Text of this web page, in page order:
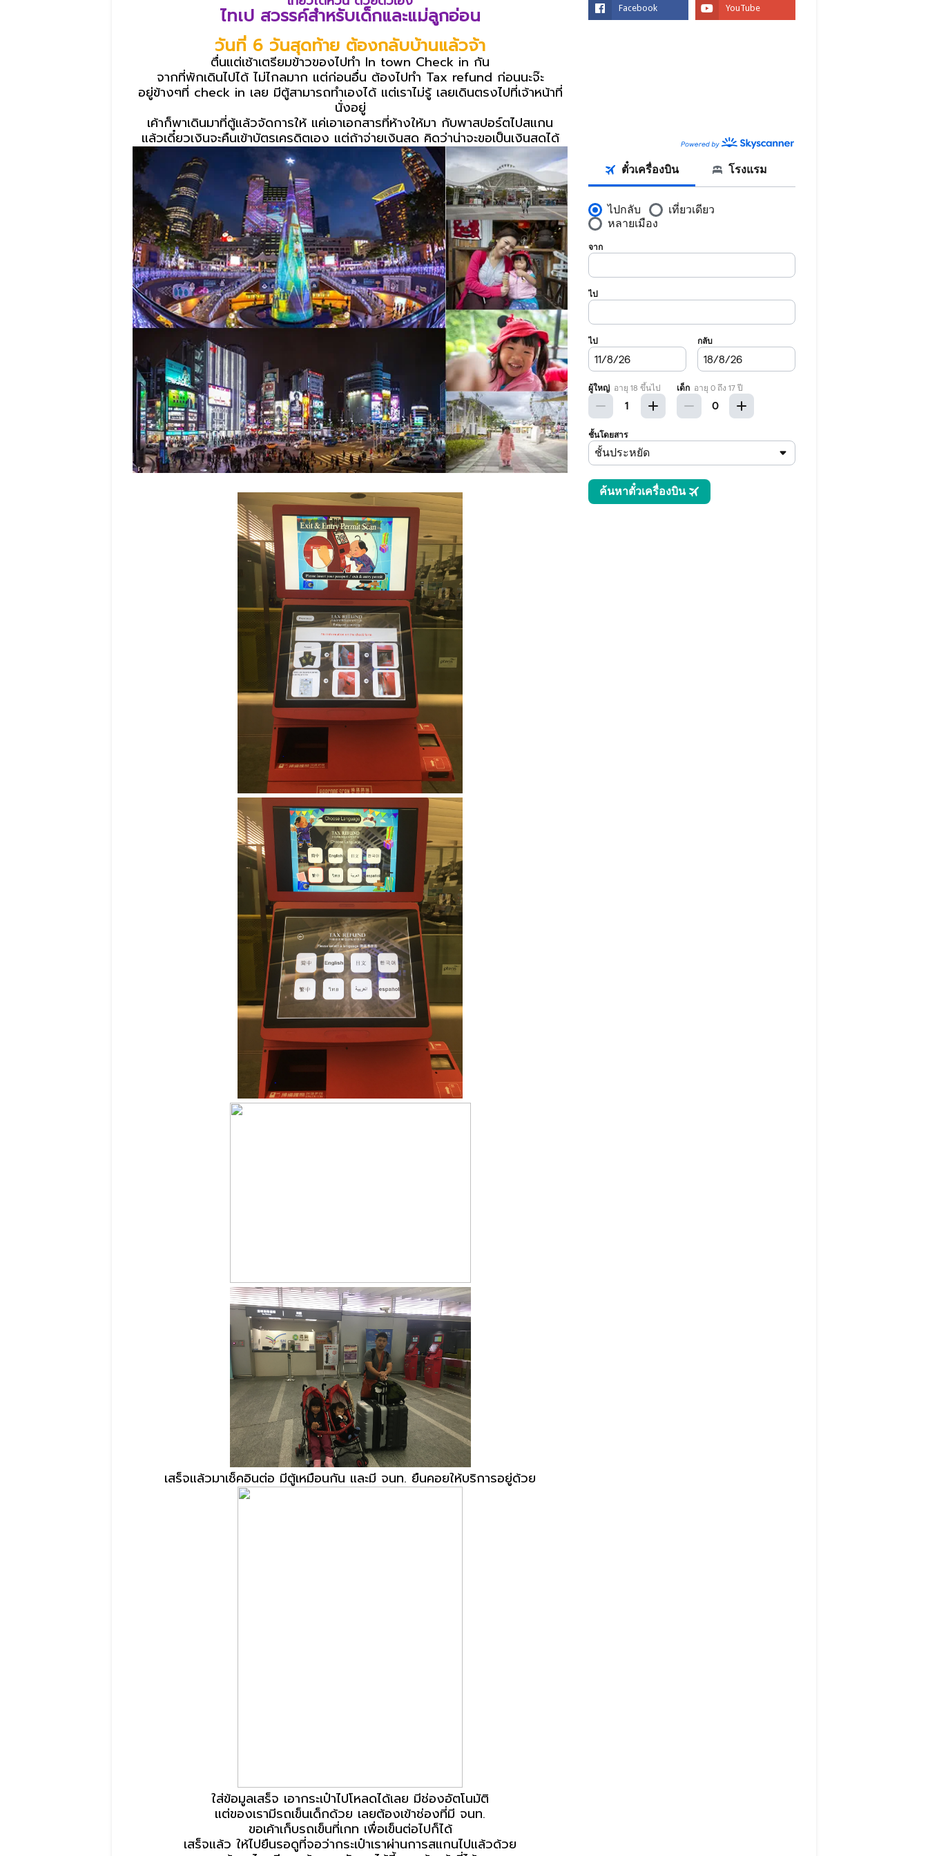
ไทเป สวรรค์สำหรับเด็กและแม่ลูกอ่อน
วันที่ 6 วันสุดท้าย ต้องกลับบ้านแล้วจ้า
ตื่นแต่เช้าเตรียมข้าวของไปทำ In town Check in กัน
จากที่พักเดินไปได้ ไม่ไกลมาก แต่ก่อนอื่น ต้องไปทำ Tax refund ก่อนนะจ๊ะ
อยู่ข้างๆที่ check in เลย มีตู้สามารถทำเองได้ แต่เราไม่รู้ เลยเดินตรงไปที่เจ้าหน้าที่
นั่งอยู่
เค้าก็พาเดินมาที่ตู้แล้วจัดการให้ แค่เอาเอกสารที่ห้างให้มา กับพาสปอร์ตไปสแกน
แล้วเดี๋ยวเงินจะคืนเข้าบัตรเครดิตเอง แต่ถ้าจ่ายเงินสด คิดว่าน่าจะขอเป็นเงินสดได้
เสร็จแล้วมาเช็คอินต่อ มีตู้เหมือนกัน และมี จนท. ยืนคอยให้บริการอยู่ด้วย
ใส่ข้อมูลเสร็จ เอากระเป๋าไปโหลดได้เลย มีช่องอัตโนมัติ
แต่ของเรามีรถเข็นเด็กด้วย เลยต้องเข้าช่องที่มี จนท.
ขอเค้าเก็บรถเข็นที่เกท เพื่อเข็นต่อไปก็ได้
เสร็จแล้ว ให้ไปยืนรอดูที่จอว่ากระเป๋าเราผ่านการสแกนไปแล้วด้วย